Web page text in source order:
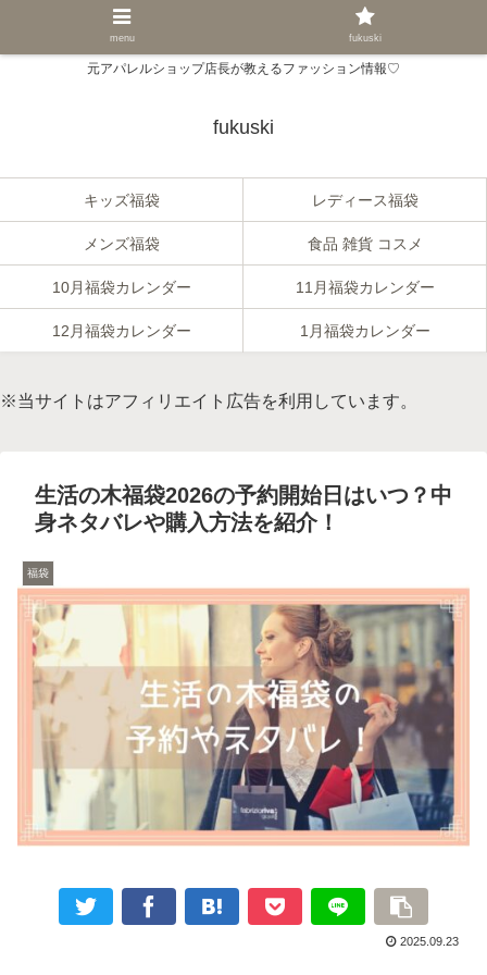
元アパレルショップ店長が教えるファッション情報♡
fukuski
キッズ福袋 レディース福袋
メンズ福袋 食品 雑貨 コスメ
10月福袋カレンダー 11月福袋カレンダー
12月福袋カレンダー 1月福袋カレンダー
※当サイトはアフィリエイト広告を利用しています。
生活の木福袋2026の予約開始日はいつ？中
身ネタバレや購入方法を紹介！
福袋
2025.09.23
menu fukuski